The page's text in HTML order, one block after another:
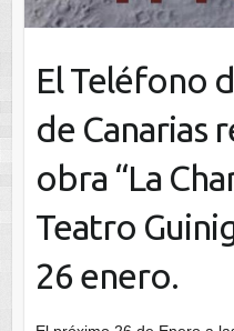
El Teléfono
de Canarias
obra “La
Teatro
26 enero.